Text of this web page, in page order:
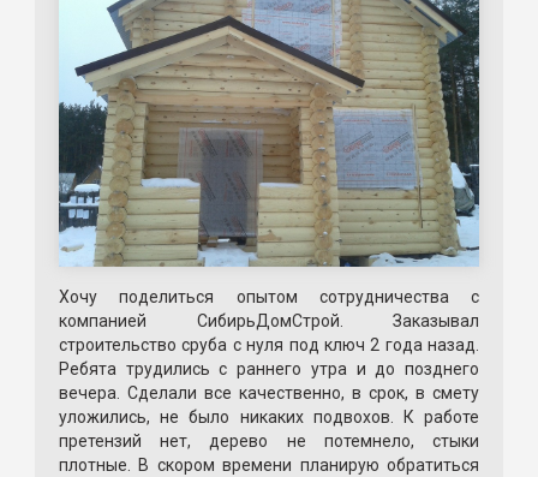
Хочу поделиться опытом сотрудничества с
компанией СибирьДомСтрой. Заказывал
строительство сруба с нуля под ключ 2 года назад.
Ребята трудились с раннего утра и до позднего
вечера. Сделали все качественно, в срок, в смету
уложились, не было никаких подвохов. К работе
претензий нет, дерево не потемнело, стыки
плотные. В скором времени планирую обратиться